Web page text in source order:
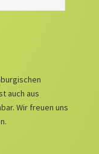
auch aus
Wir freuen uns